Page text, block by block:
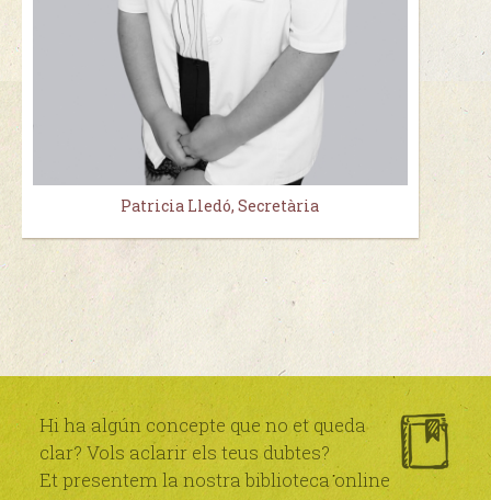
Patricia Lledó, Secretària
Hi ha algún concepte que no et queda
clar? Vols aclarir els teus dubtes?
Et presentem la nostra biblioteca online